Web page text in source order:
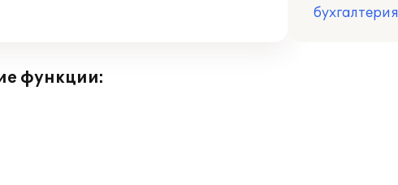
бухгалтерия
функции: